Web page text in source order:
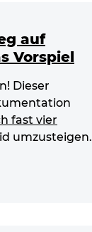
auf
Vorspiel
Dieser
fast vier
umzusteigen.